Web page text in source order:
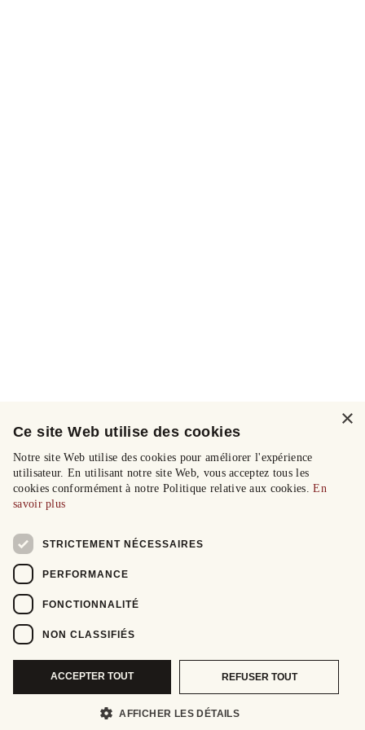
×
Ce site Web utilise des cookies
Notre site Web utilise des cookies pour améliorer l'expérience
utilisateur. En utilisant notre site Web, vous acceptez tous les
cookies conformément à notre Politique relative aux cookies.En
savoir plus
STRICTEMENT NÉCESSAIRES
PERFORMANCE
FONCTIONNALITÉ
NON CLASSIFIÉS
ACCEPTER TOUT REFUSER TOUT
AFFICHER LES DÉTAILS